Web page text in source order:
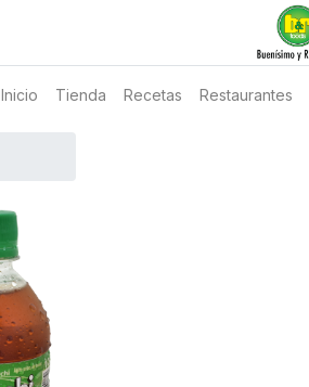
Inicio Tienda Recetas Restaurantes